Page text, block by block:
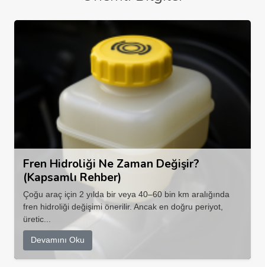
Fren Hidroliği Ne Zaman Değişir?
(Kapsamlı Rehber)
Çoğu araç için 2 yılda bir veya 40–60 bin km aralığında
fren hidroliği değişimi önerilir. Ancak en doğru periyot,
üretic...
Devamını Oku